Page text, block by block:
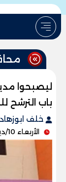
ليصبحوا
باب الترشح
خلف ابوزهاد
الأربعاء 10/ديسمبر/2025 - 02:56 م